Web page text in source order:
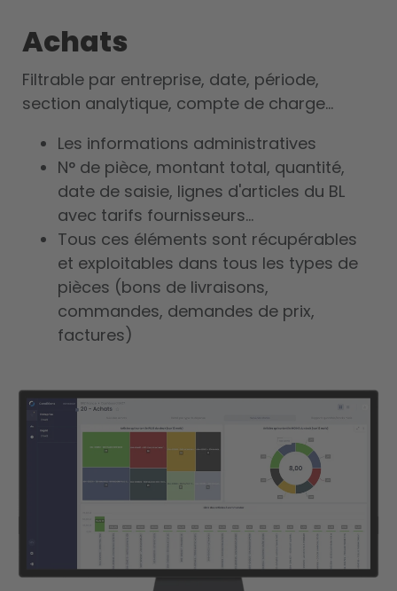
Achats
Filtrable par entreprise, date, période,
section analytique, compte de charge...
Les informations administratives
N° de pièce, montant total, quantité,
date de saisie, lignes d'articles du BL
avec tarifs fournisseurs...
Tous ces éléments sont récupérables
et exploitables dans tous les types de
pièces (bons de livraisons,
commandes, demandes de prix,
factures)